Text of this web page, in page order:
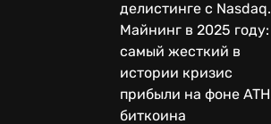
делистинге с Nasdaq.
Майнинг в 2025 году:
самый жесткий в
истории кризис
прибыли на фоне ATH
биткоина